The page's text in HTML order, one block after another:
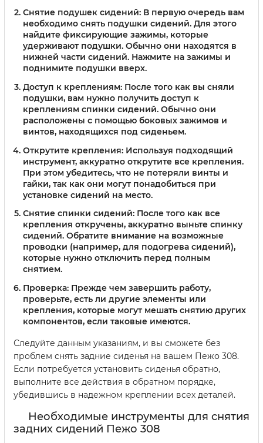
Снятие подушек сидений: В первую очередь вам
необходимо снять подушки сидений. Для этого
найдите фиксирующие зажимы, которые
удерживают подушки. Обычно они находятся в
нижней части сидений. Нажмите на зажимы и
поднимите подушки вверх.
Доступ к креплениям: После того как вы сняли
подушки, вам нужно получить доступ к
креплениям спинки сидений. Обычно они
расположены с помощью боковых зажимов и
винтов, находящихся под сиденьем.
Открутите крепления: Используя подходящий
инструмент, аккуратно открутите все крепления.
При этом убедитесь, что не потеряли винты и
гайки, так как они могут понадобиться при
установке сидений на место.
Снятие спинки сидений: После того как все
крепления откручены, аккуратно выньте спинку
сидений. Обратите внимание на возможные
проводки (например, для подогрева сидений),
которые нужно отключить перед полным
снятием.
Проверка: Прежде чем завершить работу,
проверьте, есть ли другие элементы или
крепления, которые могут мешать снятию других
компонентов, если таковые имеются.
Следуйте данным указаниям, и вы сможете без
проблем снять задние сиденья на вашем Пежо 308.
Если потребуется установить сиденья обратно,
выполните все действия в обратном порядке,
убедившись в надежном креплении всех деталей.
Необходимые инструменты для снятия
задних сидений Пежо 308